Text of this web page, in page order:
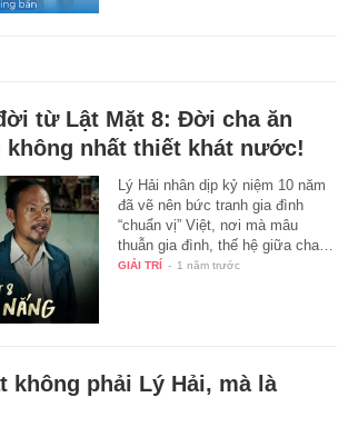
từ Lật Mặt 8: Đời cha ăn
không nhất thiết khát nước!
Lý Hải nhân dịp kỷ niệm 10 năm
đã vẽ nên bức tranh gia đình
“chuẩn vị” Việt, nơi mà mâu
thuẫn gia đình, thế hệ giữa cha…
GIẢI TRÍ - 1 năm trước
không phải Lý Hải, mà là